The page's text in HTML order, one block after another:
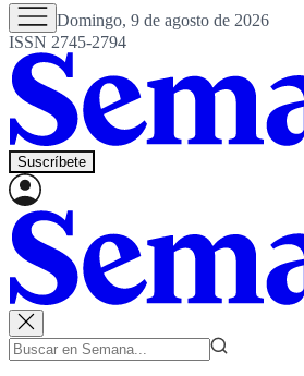
Domingo, 9 de agosto de 2026
ISSN 2745-2794
Suscríbete